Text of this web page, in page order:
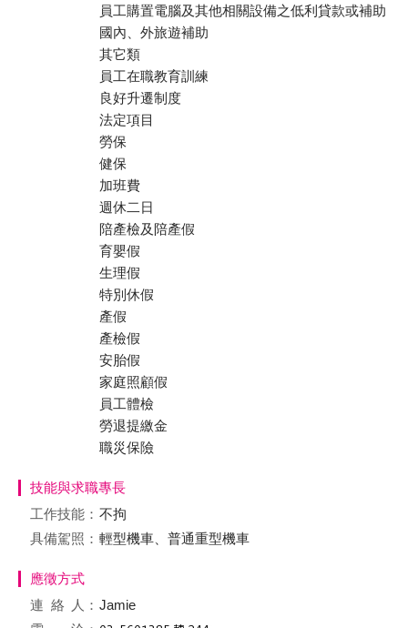
員工購置電腦及其他相關設備之低利貸款或補助
國內、外旅遊補助
其它類
員工在職教育訓練
良好升遷制度
法定項目
勞保
健保
加班費
週休二日
陪產檢及陪產假
育嬰假
生理假
特別休假
產假
產檢假
安胎假
家庭照顧假
員工體檢
勞退提繳金
職災保險
技能與求職專長
工作技能： 不拘
具備駕照： 輕型機車、普通重型機車
應徵方式
連絡
人： Jamie